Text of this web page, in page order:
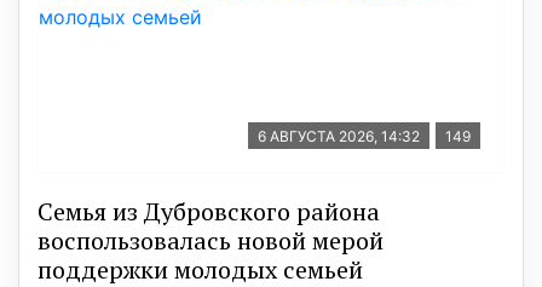
6 АВГУСТА 2026, 14:32 149
Семья из Дубровского района
воспользовалась новой мерой
поддержки молодых семьей